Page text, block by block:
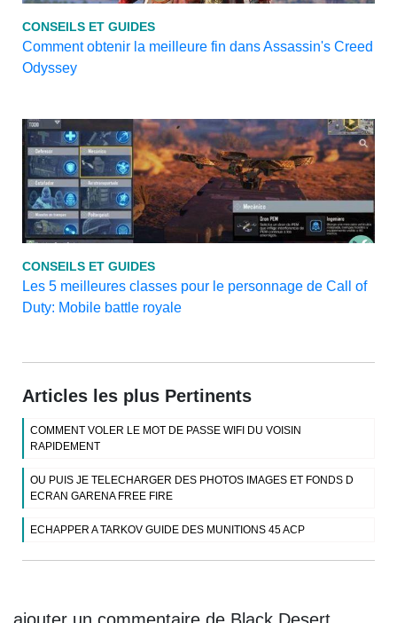
CONSEILS ET GUIDES
Comment obtenir la meilleure fin dans Assassin's Creed
Odyssey
CONSEILS ET GUIDES
Les 5 meilleures classes pour le personnage de Call of
Duty: Mobile battle royale
Articles les plus Pertinents
COMMENT VOLER LE MOT DE PASSE WIFI DU VOISIN
RAPIDEMENT
OU PUIS JE TELECHARGER DES PHOTOS IMAGES ET FONDS D
ECRAN GARENA FREE FIRE
ECHAPPER A TARKOV GUIDE DES MUNITIONS 45 ACP